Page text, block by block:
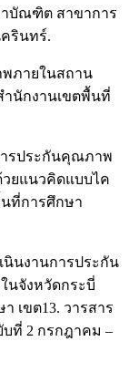
าบัณฑิต สาขาการ
รินทร์.
ภายในสถาน
ำนักงานเขตพื้นที่
รประกันคุณภาพ
วยแนวคิดแบบไค
นที่การศึกษา
นินงานการประกัน
นจังหวัดกระบี่
เขต13. วารสาร
ที่ 2 กรกฎาคม –